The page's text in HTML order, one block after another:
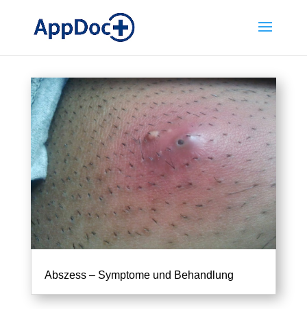
Abszess – Symptome und Behandlung